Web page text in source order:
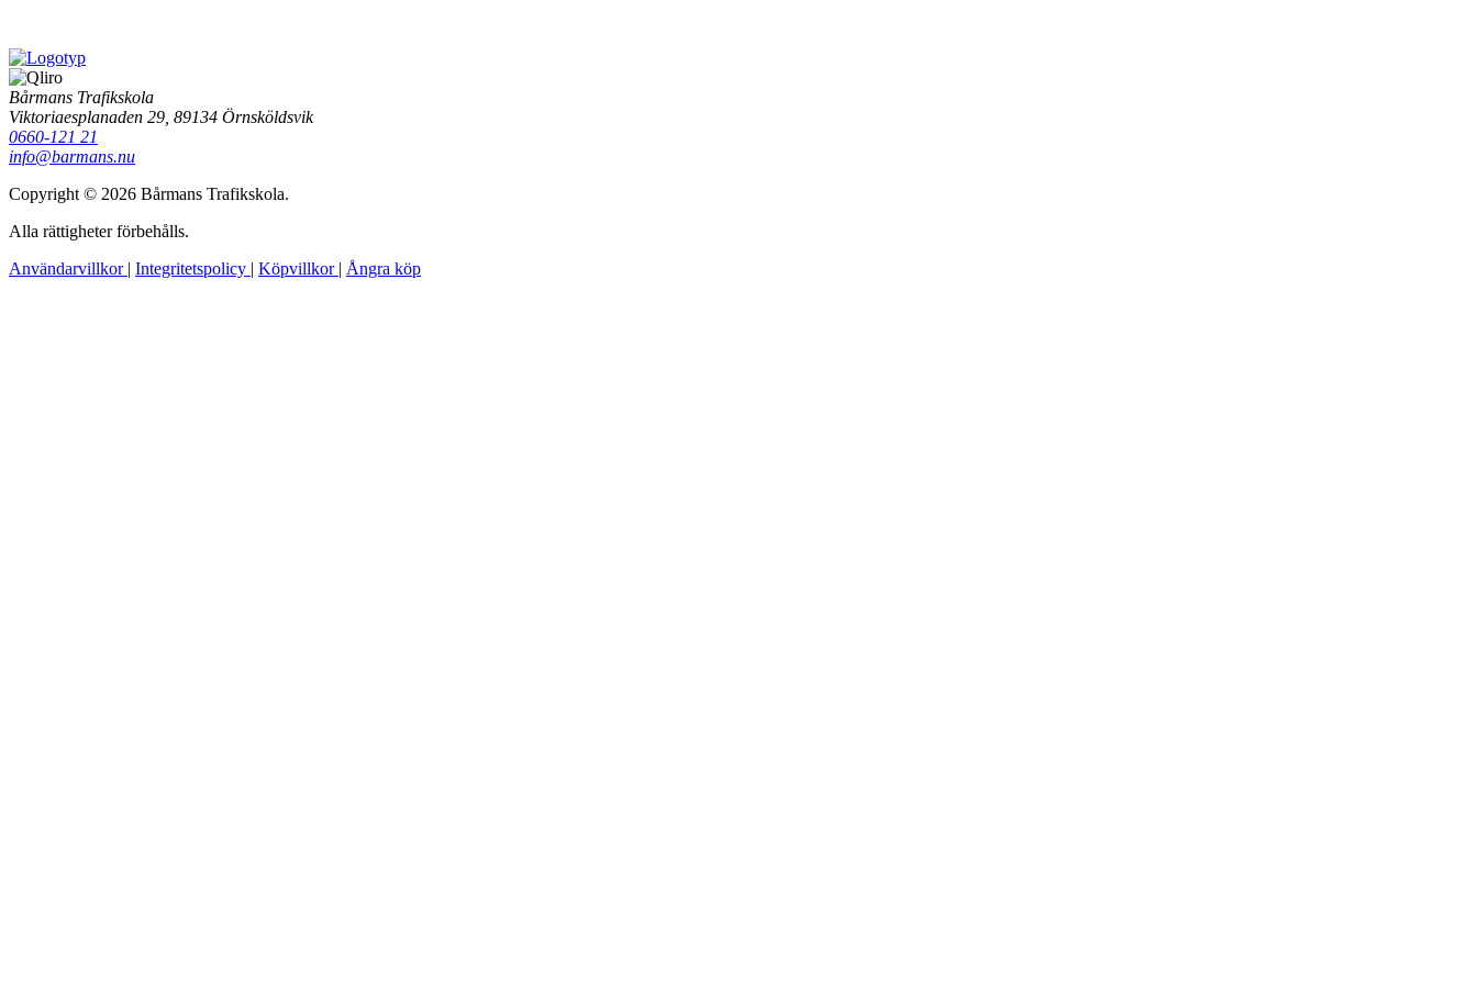
Bårmans Trafikskola
Viktoriaesplanaden 29, 89134 Örnsköldsvik
0660-121 21
info@barmans.nu
Copyright © 2026 Bårmans Trafikskola.
Alla rättigheter förbehålls.
Användarvillkor | Integritetspolicy | Köpvillkor | Ångra köp